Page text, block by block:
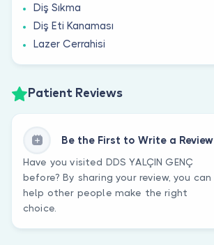
Diş Sıkma
Diş Eti Kanaması
Lazer Cerrahisi
Patient Reviews
Be the First to Write a Review
Have you visited DDS YALÇIN GENÇ
before? By sharing your review, you can
help other people make the right
choice.